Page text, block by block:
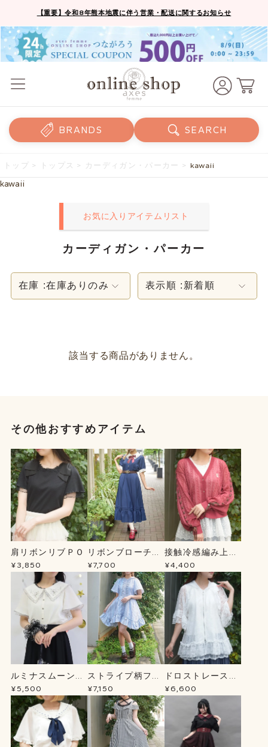
【重要】令和8年熊本地震に伴う営業・配送に関するお知らせ
BRANDS SEARCH
トップ > トップス > カーディガン・パーカー > kawaii
kawaii
お気に入りアイテムリスト
カーディガン・パーカー
在庫 :在庫ありのみ 表示順 : 新着順
該当する商品がありません。
その他おすすめアイテム
肩リボンリブＰＯ
¥3,850
リボンブローチ薔
薇刺繍ＯＰ
¥7,700
接触冷感編み上げ
ニットＣＤ
¥4,400
ルミナスムーン刺
繍ブラウス
¥5,500
ストライプ柄フー
ドシャツＯＰ
¥7,150
ドロストレースパ
ーカー
¥6,600